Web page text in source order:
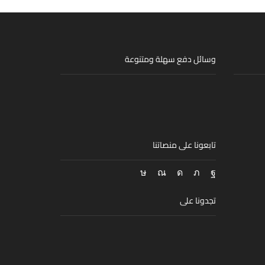
وسائل دفع سهلة ومتنوعة
تابعونا على منصاتنا
Facebook
Twitter
Instagram
Snapchat
Tik-
تجدونا على